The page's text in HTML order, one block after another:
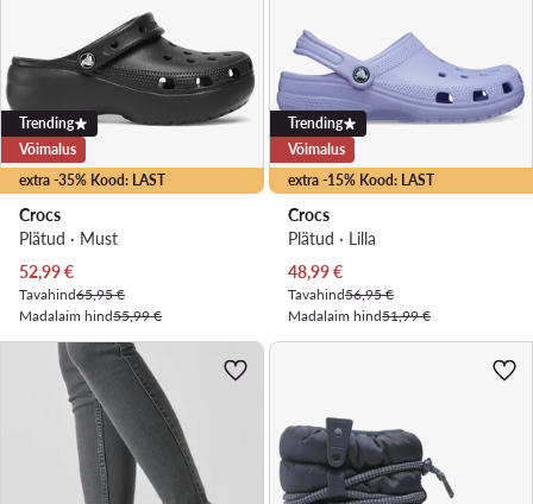
extra -35% Kood: LAST
Trending
Võimalus
Crocs
Plätud · Must
Praegune hind
52,99€
Tavahind65,95 €
Madalaim hind55,99 €
extra -15% Kood: LAST
Trending
Võimalus
Crocs
Plätud · Lilla
Praegune hind
48,99€
Tavahind56,95 €
Madalaim hind51,99 €